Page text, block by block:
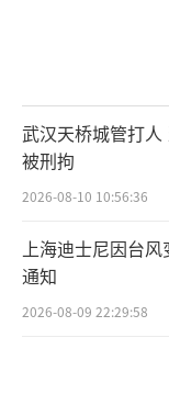
武汉天桥城管打人
被刑拘
2026-08-10 10:56:36
上海迪士尼因台
通知
2026-08-09 22:29:58